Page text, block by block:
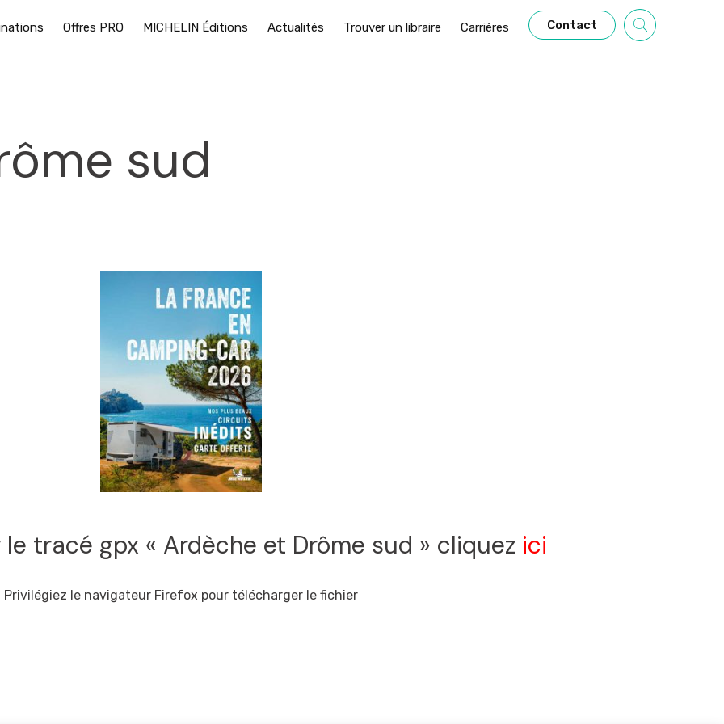
Offres PRO MICHELIN Éditions Actualités Trouver un libraire Carrières Contact
sud
tracé gpx « Ardèche et Drôme sud » cliquez ici
Privilégiez le navigateur Firefox pour télécharger le fichier